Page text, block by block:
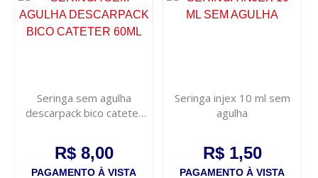
Seringa sem agulha
descarpack bico cateter
R$ 8,00
PAGAMENTO À VISTA
Seringa injex 10 ml sem
agulha
R$ 1,50
PAGAMENTO À VISTA